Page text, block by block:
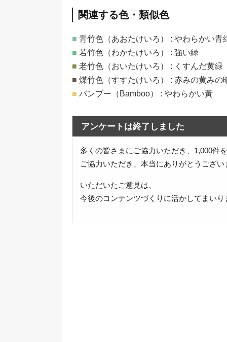
関連する色・類似色
■ 青竹色（あおたけいろ） : やわらかい青
■ 若竹色（わかたけいろ） : 強い緑
■ 老竹色（おいたけいろ） : くすんだ黄緑
■ 煤竹色（すすたけいろ） : 赤みの黄みの
■ バンブー（Bamboo） : やわらかい黃
アンケートは終了しました
多くの皆さまにご協力いただき、1,000件
ご協力いただき、本当にありがとうござい
いただいたご意見は、
今後のコンテンツづくりに活かしてまいり